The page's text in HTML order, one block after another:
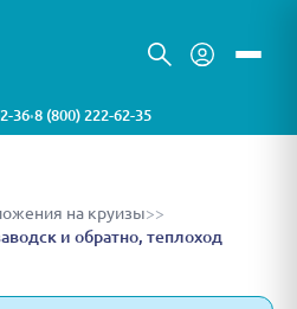
36•8 (800) 222-62-35
на круизы>>
и обратно, теплоход